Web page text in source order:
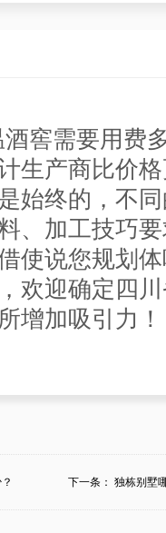
窖需要用费
生产商比价
始终的，不
、加工技巧
使说您规划
欢迎确定四
增加吸引力！
窖定做设计
恒温酒窖的
家恒温酒窖
下一条： 独栋别墅